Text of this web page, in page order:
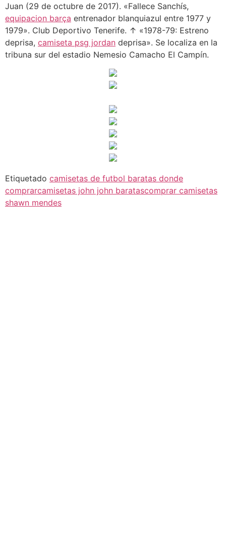
Juan (29 de octubre de 2017). «Fallece Sanchís,
equipacion barça entrenador blanquiazul entre 1977 y
1979». Club Deportivo Tenerife. ↑ «1978-79: Estreno
deprisa, camiseta psg jordan deprisa». Se localiza en la
tribuna sur del estadio Nemesio Camacho El Campín.
Etiquetado camisetas de futbol baratas donde
comprarcamisetas john john baratascomprar camisetas
shawn mendes